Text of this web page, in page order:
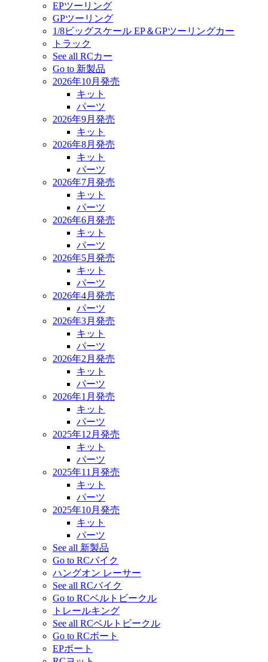
EPツーリング
GPツーリング
1/8ビッグスケール EP＆GPツーリングカー
トラック
See all RCカー
Go to 新製品
2026年10月発売
キット
パーツ
2026年9月発売
キット
2026年8月発売
キット
パーツ
2026年7月発売
キット
パーツ
2026年6月発売
キット
パーツ
2026年5月発売
キット
パーツ
2026年4月発売
パーツ
2026年3月発売
キット
パーツ
2026年2月発売
キット
パーツ
2026年1月発売
キット
パーツ
2025年12月発売
キット
パーツ
2025年11月発売
キット
パーツ
2025年10月発売
キット
パーツ
See all 新製品
Go to RCバイク
ハングオン レーサー
See all RCバイク
Go to RCベルトビークル
トレールキング
See all RCベルトビークル
Go to RCボート
EPボート